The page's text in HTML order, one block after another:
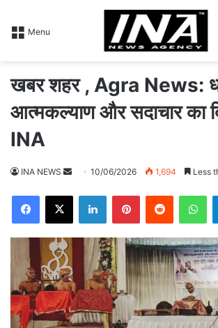
Menu
खबर शहर , Agra News:
आत्मकल्याण और सदाचार का
INA
INA NEWS
d
a
e
m
a
i
10/06/2026 1,694 Less